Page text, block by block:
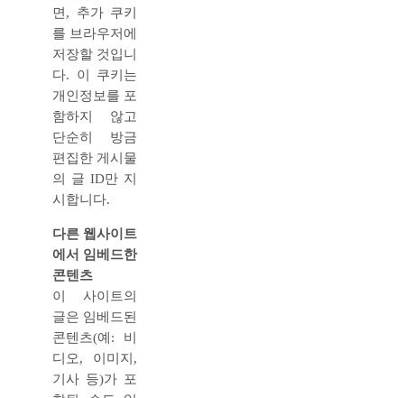
면, 추가 쿠키
를 브라우저에
저장할 것입니
다. 이 쿠키는
개인정보를 포
함하지 않고
단순히 방금
편집한 게시물
의 글 ID만 지
시합니다.
다른 웹사이트
에서 임베드한
콘텐츠
이 사이트의
글은 임베드된
콘텐츠(예: 비
디오, 이미지,
기사 등)가 포